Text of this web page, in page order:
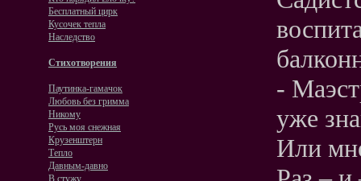
Бесплатный цирк
Кусочек тепла
Наследство
Стихотворения
Паутинка-гамачок
Любовь без гримма
Никому
Русь моя снежная
Крузенштерн
Тепло
Давным-давно
В стужу
-
уже
Или